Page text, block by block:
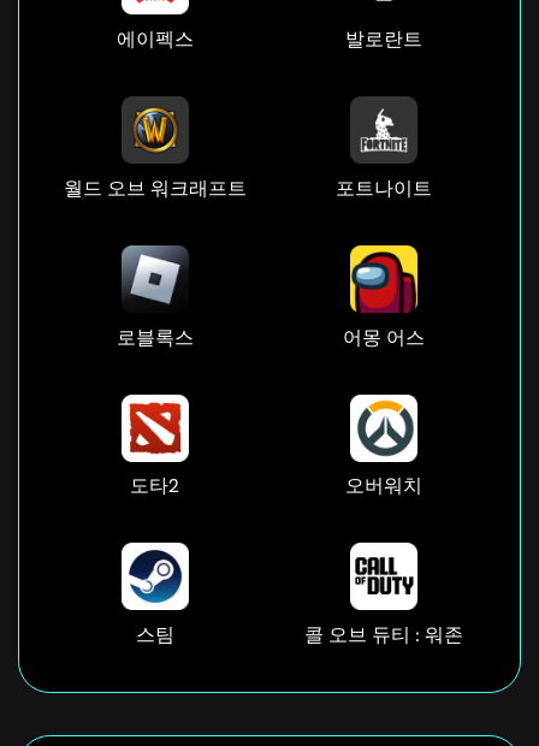
에이펙스 발로란트
월드 오브 워크래프트 포트나이트
로블록스 어몽 어스
도타2 오버워치
스팀 콜 오브 듀티 : 워존